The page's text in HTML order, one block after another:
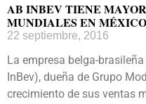
AB INBEV TIENE
MUNDIALES EN MÉXICO
22 septiembre, 2016
La empresa belga-
InBev), dueña de Grupo
crecimiento de sus ventas